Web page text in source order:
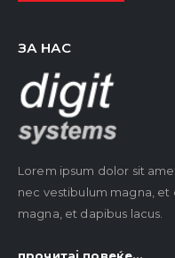
Lorem ipsum dolor sit
nec vestibulum magna, et